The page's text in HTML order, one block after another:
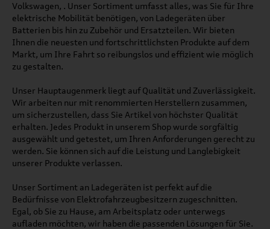
Volkswagen, . Unser Sortiment umfasst alles, was Sie für Ihre
elektrische Mobilität benötigen, von Ladegeräten über
Batterien bis hin zu Zubehör und Ersatzteilen. Wir bieten
Ihnen die neuesten und fortschrittlichsten Produkte auf dem
Markt, um Ihre Fahrt so reibungslos und effizient wie möglich
zu gestalten.
Unser Hauptaugenmerk liegt auf Qualität und Zuverlässigkeit.
Wir arbeiten nur mit renommierten Herstellern zusammen,
um sicherzustellen, dass Sie Artikel von höchster Qualität
erhalten. Jedes Produkt in unserem Shop wurde sorgfältig
ausgewählt und getestet, um Ihren Anforderungen gerecht zu
werden. Sie können sich auf die Leistung und Langlebigkeit
unserer Produkte verlassen.
Unser Sortiment an Ladegeräten ist perfekt auf die
Bedürfnisse von Elektrofahrzeugbesitzern zugeschnitten.
Egal, ob Sie zu Hause, am Arbeitsplatz oder unterwegs
aufladen möchten, wir haben die passenden Lösungen für Sie.